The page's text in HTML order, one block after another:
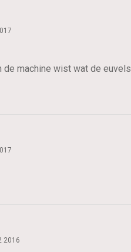
de machine wist wat de euvels
2016